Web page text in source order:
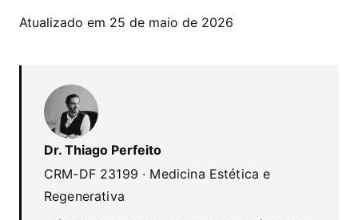
Atualizado em 25 de maio de 2026
Dr. Thiago Perfeito
CRM-DF 23199 · Medicina Estética e
Regenerativa